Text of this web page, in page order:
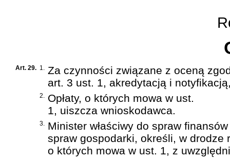
Art. 29. 1. Za czynności związane z oceną
art. 3 ust. 1, akredytacją i
2. Opłaty, o których mowa w ust.
1, uiszcza wnioskodawca.
3. Minister właściwy do spraw
spraw gospodarki, określi, w drodze
o których mowa w ust. 1, z